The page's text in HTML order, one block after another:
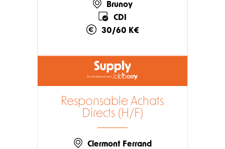
Brunoy
CDI
30/60 K€
Responsable Achats
Directs (H/F)
Clermont Ferrand